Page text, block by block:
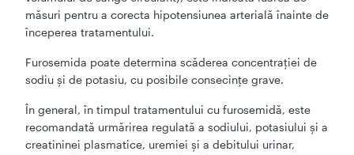
măsuri pentru a corecta hipotensiunea arterială înainte de
începerea tratamentului.
Furosemida poate determina scăderea concentraţiei de
sodiu şi de potasiu, cu posibile consecinţe grave.
În general, în timpul tratamentului cu furosemidă, este
recomandată urmărirea regulată a sodiului, potasiului şi a
creatininei plasmatice, uremiei şi a debitului urinar,